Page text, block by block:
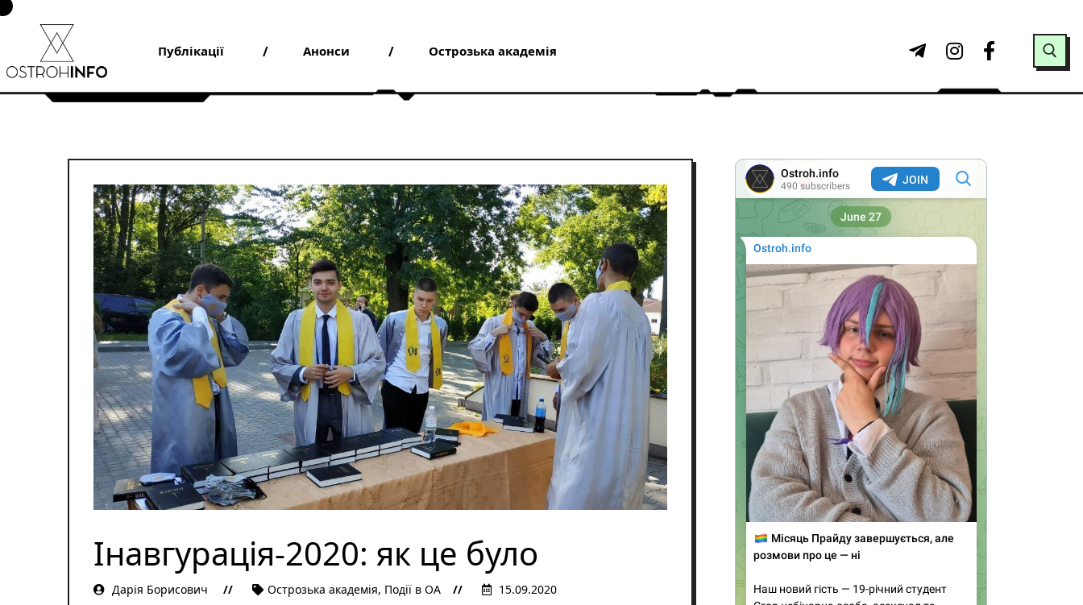
Skip
content
Публікації Анонси Острозька академія
Інавгурація-2020: як це було
Дарія Борисович Острозька академія, Події в ОА 15.09.2020